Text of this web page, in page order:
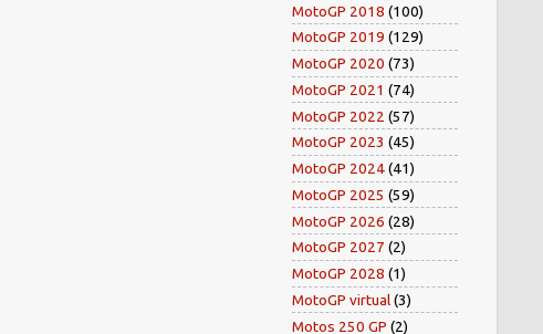
MotoGP 2018 (100)
MotoGP 2019 (129)
MotoGP 2020 (73)
MotoGP 2021 (74)
MotoGP 2022 (57)
MotoGP 2023 (45)
MotoGP 2024(41)
MotoGP 2025 (59)
MotoGP 2026 (28)
MotoGP 2027 (2)
MotoGP 2028 (1)
MotoGP virtual(3)
Motos 250 GP (2)